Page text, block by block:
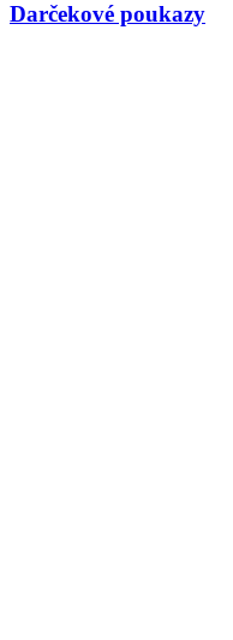
Darčekové poukazy